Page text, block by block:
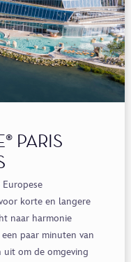
PARIS
korte en langere
naar harmonie
paar minuten van
uit om de omgeving